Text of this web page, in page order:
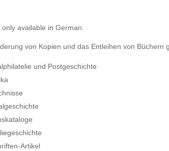
available in German.
von Kopien und das Entleihen von Büchern
und Postgeschichte
Artikel